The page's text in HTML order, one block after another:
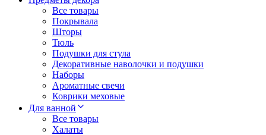
Все товары
Покрывала
Шторы
Тюль
Подушки для стула
Декоративные наволочки и подушки
Наборы
Ароматные свечи
Коврики меховые
Для ванной
Все товары
Халаты